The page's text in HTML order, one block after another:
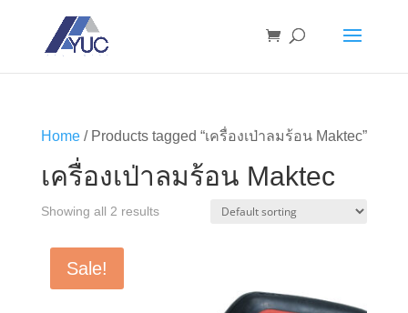
Home/ Products tagged “เครื่องเป่าลมร้อน Maktec”
เครื่องเป่าลมร้อน Maktec
Showing all 2 results
Sale!